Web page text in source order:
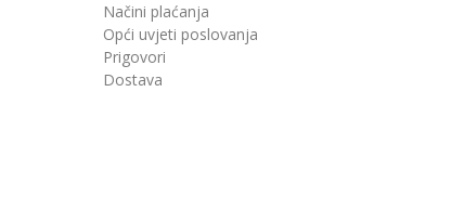
Načini plaćanja
Opći uvjeti poslovanja
Prigovori
Dostava